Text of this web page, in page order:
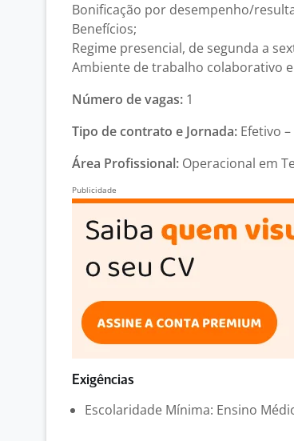
Bonificação por desempenho/
Benefícios;
Regime presencial, de segunda a
Ambiente de trabalho colaborativo
Número de vagas: 1
Tipo de contrato e Jornada: Efetivo
Área Profissional: Operacional em
Exigências
Escolaridade Mínima: Ensino